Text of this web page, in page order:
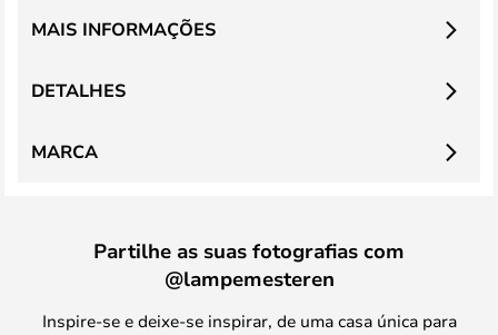
DETALHES
MAIS INFORMAÇÕES
MARCA
Partilhe as suas fotografias com
@lampemesteren
Inspire-se e deixe-se inspirar, de uma casa única para